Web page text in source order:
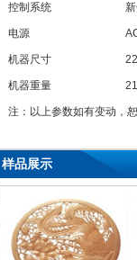
控制系统
电源
机器尺寸
机器重量
注：以上参数如有变动，
样品展示